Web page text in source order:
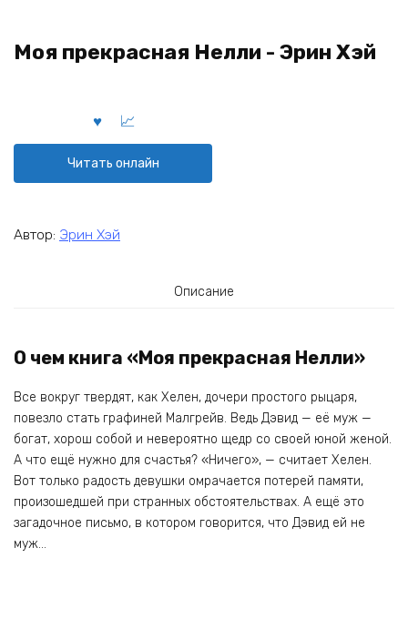
Моя прекрасная Нелли - Эрин Хэй
Читать онлайн
Автор: Эрин Хэй
Описание
О чем книга «Моя прекрасная Нелли»
Все вокруг твердят, как Хелен, дочери простого рыцаря,
повезло стать графиней Малгрейв. Ведь Дэвид — её муж —
богат, хорош собой и невероятно щедр со своей юной женой.
А что ещё нужно для счастья? «Ничего», — считает Хелен.
Вот только радость девушки омрачается потерей памяти,
произошедшей при странных обстоятельствах. А ещё это
загадочное письмо, в котором говорится, что Дэвид ей не
муж…